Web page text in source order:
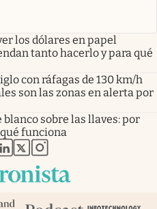
los dólares en papel
tanto hacerlo y para qué
con ráfagas de 130 km/h
son las zonas en alerta por
sobre las llaves: por
funciona
nueva pestaña
en nueva pestaña
abre en nueva pestaña
abre en nueva pestaña
abre en nueva pestaña